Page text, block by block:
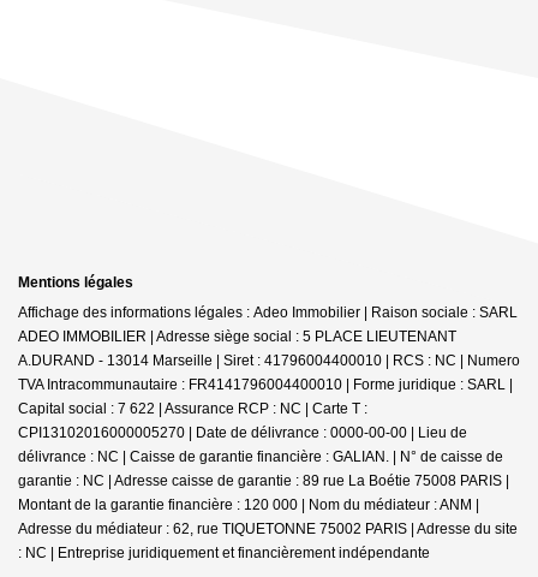
Mentions légales
Affichage des informations légales : Adeo Immobilier | Raison sociale : SARL
ADEO IMMOBILIER | Adresse siège social : 5 PLACE LIEUTENANT
A.DURAND - 13014 Marseille | Siret : 41796004400010 | RCS : NC | Numero
TVA Intracommunautaire : FR4141796004400010 | Forme juridique : SARL |
Capital social : 7 622 | Assurance RCP : NC | Carte T :
CPI13102016000005270 | Date de délivrance : 0000-00-00 | Lieu de
délivrance : NC | Caisse de garantie financière : GALIAN. | N° de caisse de
garantie : NC | Adresse caisse de garantie : 89 rue La Boétie 75008 PARIS |
Montant de la garantie financière : 120 000 | Nom du médiateur : ANM |
Adresse du médiateur : 62, rue TIQUETONNE 75002 PARIS | Adresse du site
: NC | Entreprise juridiquement et financièrement indépendante